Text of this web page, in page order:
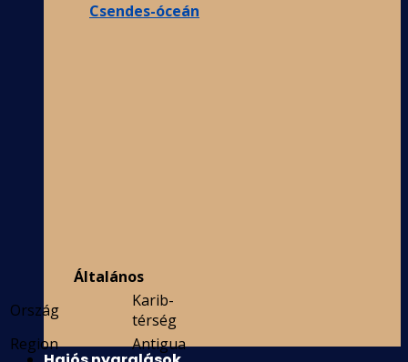
Csendes-óceán
Általános
Ország
Karib-
térség
Region
Antigua